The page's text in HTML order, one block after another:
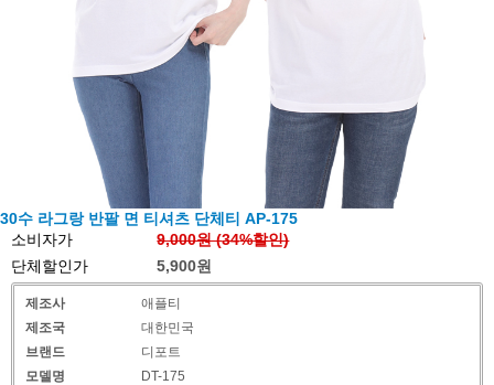
30수 라그랑 반팔 면 티셔츠 단체티 AP-175
소비자가
9,000원 (34%할인)
단체할인가
5,900원
제조사
애플티
제조국
대한민국
브랜드
디포트
모델명
DT-175